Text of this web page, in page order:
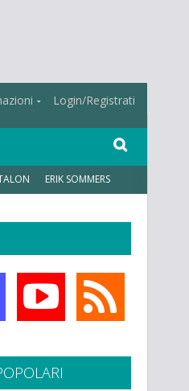
Login/Registrati
ERIK SOMMERS